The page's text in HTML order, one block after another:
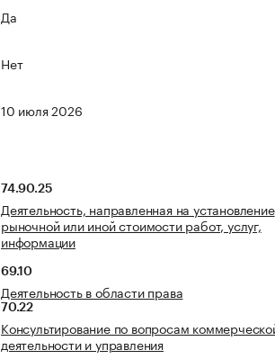
Да
Нет
10 июля 2026
74.90.25
Деятельность, направленная на установление
рыночной или иной стоимости работ, услуг,
информации
69.10
Деятельность в области права
70.22
Консультирование по вопросам
деятельности и управления